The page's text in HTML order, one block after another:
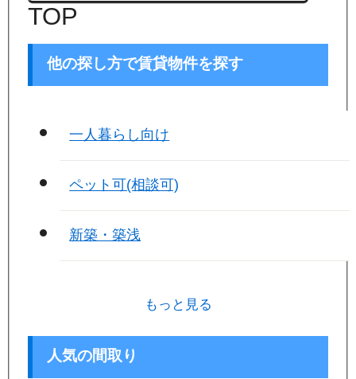
TOP
他の探し方で賃貸物件を探す
一人暮らし向け
ペット可(相談可)
新築・築浅
もっと見る
人気の間取り